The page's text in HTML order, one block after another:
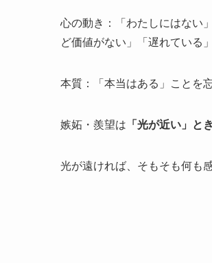
心の動き：「わたしにはない
ど価値がない」「遅れている
本質：「本当はある」ことを
嫉妬・羨望は 「光が近い」と
光が遠ければ、そもそも何も